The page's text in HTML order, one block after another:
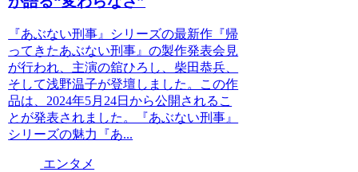
『あぶない刑事』シリーズの最新作『帰
ってきたあぶない刑事』の製作発表会見
が行われ、主演の舘ひろし、柴田恭兵、
そして浅野温子が登壇しました。この作
品は、2024年5月24日から公開されるこ
とが発表されました。『あぶない刑事』
シリーズの魅力『あ...
エンタメ